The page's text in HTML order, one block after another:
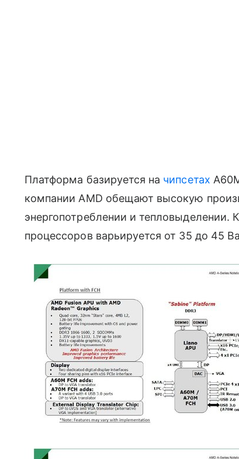
Платформа базируется на чипсетах
компании AMD обещают высокую
энергопотреблении и тепловыделении.
процессоров варьируется от 35 до 45